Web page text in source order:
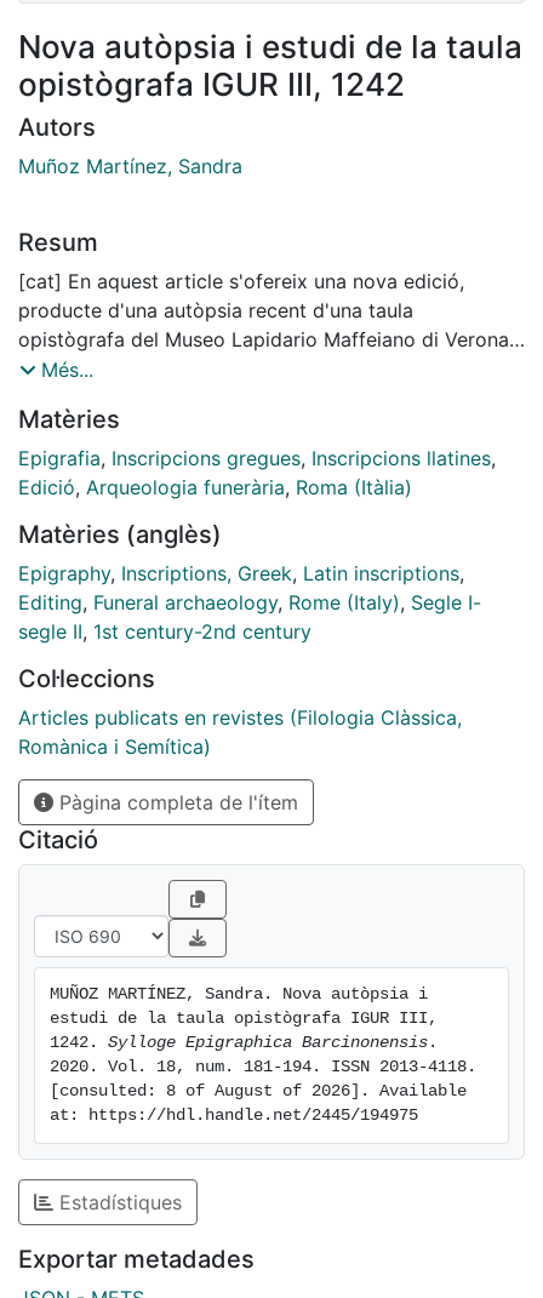
Nova autòpsia i estudi de la taula
opistògrafa IGUR III, 1242
Autors
Muñoz Martínez, Sandra
Resum
[cat] En aquest article s'ofereix una nova edició,
producte d'una autòpsia recent d'una taula
opistògrafa del Museo Lapidario Maffeiano di Verona
que conté un carmen epigraphicum bilingüe en grec i
perspectiva arqueològica com filològica, es mostren
fotografies inèdites del revers de la taula.
[eng] This article offers a new edition as a result of a
Museo Lapidario Maffeiano di Verona which contains a
carmen epigraphicum bilingual in Greek and Latin.
Aside from analysing the piece, both archeologically
and philologically, there are shown unpublished
Més...
Matèries
Epigrafia, Inscripcions gregues, Inscripcions llatines,
Edició, Arqueologia funerària, Roma (Itàlia)
Matèries (anglès)
Epigraphy, Inscriptions, Greek, Latin inscriptions,
Editing, Funeral archaeology, Rome (Italy), Segle I-
segle II, 1st century-2nd century
Col·leccions
Articles publicats en revistes (Filologia Clàssica,
Romànica i Semítica)
Pàgina completa de l'ítem
Citació
MUÑOZ MARTÍNEZ, Sandra. Nova autòpsia i
estudi de la taula opistògrafa IGUR III,
1242. Sylloge Epigraphica Barcinonensis .
2020. Vol. 18, num. 181-194. ISSN 2013-4118.
[consulted: 8 of August of 2026]. Available
at: https://hdl.handle.net/2445/194975
Estadístiques
Exportar metadades